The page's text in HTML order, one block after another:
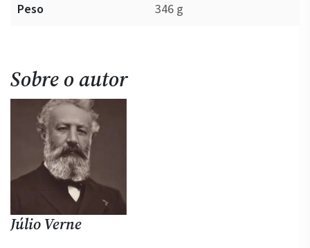
Peso
346 g
Sobre o autor
Júlio Verne